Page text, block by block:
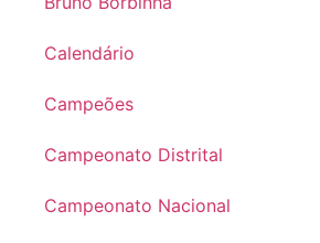
Calendário
Campeões
Campeonato Distrital
Campeonato Nacional